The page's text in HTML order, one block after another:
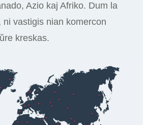
Azio kaj Afriko. Dum la
ni vastigis nian komercon
kreskas.